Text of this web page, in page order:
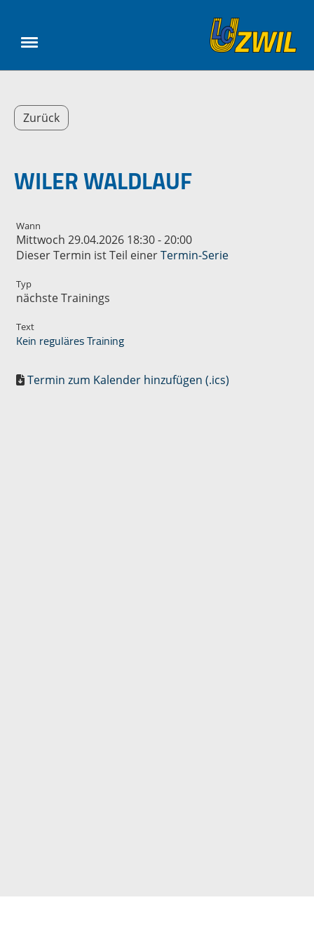
Zurück
WILER WALDLAUF
Wann
Mittwoch 29.04.2026 18:30 - 20:00
Dieser Termin ist Teil einerTermin-Serie
Typ
nächste Trainings
Text
Kein reguläres Training
Termin zum Kalender hinzufügen (.ics)